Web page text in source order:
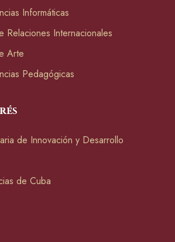
Informáticas
Relaciones Internacionales
Arte
Pedagógicas
de Innovación y Desarrollo
de Cuba